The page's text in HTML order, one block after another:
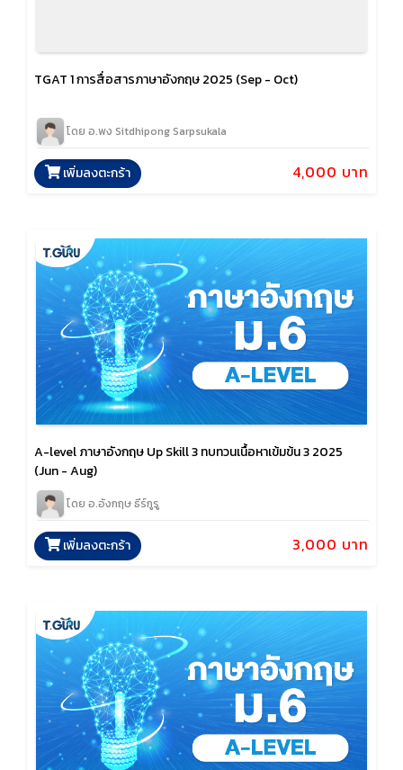
TGAT 1 การสื่อสารภาษาอังกฤษ 2025 (Sep - Oct)
โดย อ.พง Sitdhipong Sarpsukala
4,000 บาท
เพิ่มลงตะกร้า
A-level ภาษาอังกฤษ Up Skill 3 ทบทวนเนื้อหาเข้มข้น 3 2025
(Jun - Aug)
โดย อ.อังกฤษ ธีร์กูรู
3,000 บาท
เพิ่มลงตะกร้า